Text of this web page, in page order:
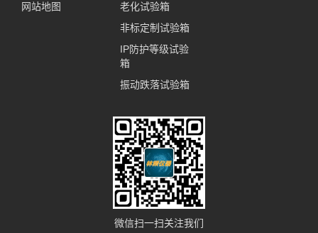
网站地图
老化试验箱
非标定制试验箱
IP防护等级试验
箱
振动跌落试验箱
微信扫一扫关注我们